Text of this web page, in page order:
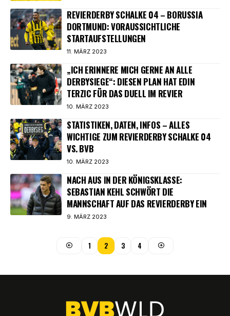
REVIERDERBY SCHALKE 04 – BORUSSIA
DORTMUND: VORAUSSICHTLICHE
STARTAUFSTELLUNGEN
11. MÄRZ 2023
„ICH ERINNERE MICH GERNE AN ALLE
DERBYSIEGE“: DIESEN PLAN HAT EDIN
TERZIC FÜR DAS DUELL IM REVIER
10. MÄRZ 2023
STATISTIKEN, DATEN, INFOS – ALLES
WICHTIGE ZUM REVIERDERBY SCHALKE 04
VS. BVB
10. MÄRZ 2023
NACH AUS IN DER KÖNIGSKLASSE:
SEBASTIAN KEHL SCHWÖRT DIE
MANNSCHAFT AUF DAS REVIERDERBY EIN
9. MÄRZ 2023
1 2 3 4